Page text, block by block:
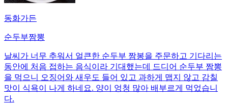
동화가든
순두부짬뽕
날씨가 너무 추워서 얼큰한 순두부 짬봉을 주문하고 기다리는
동안에 처음 접하는 음식이라 기대했는데 드디어 순두부 짬뽕
을 먹으니 오징어와 새우도 들어 있고 과하게 맵지 않고 감칠
맛이 식욕이 나게 하네요. 양이 엉청 많아 배부르게 먹었습니
다.